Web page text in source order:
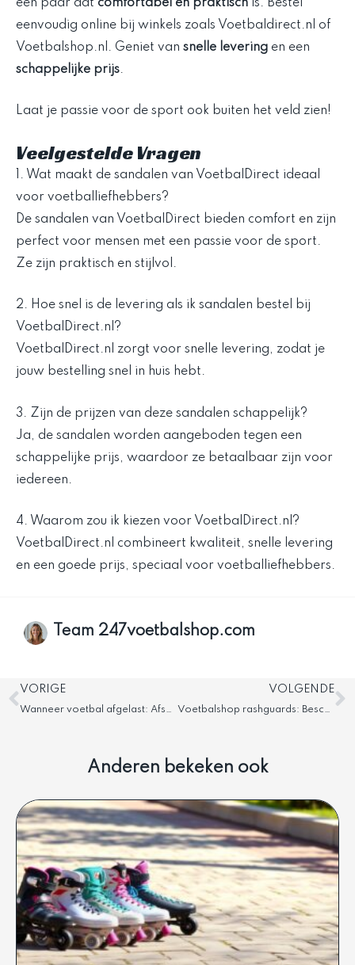
een paar dat comfortabel en praktisch is. Bestel
eenvoudig online bij winkels zoals Voetbaldirect.nl of
Voetbalshop.nl. Geniet van snelle levering en een
schappelijke prijs.
Laat je passie voor de sport ook buiten het veld zien!
Veelgestelde Vragen
1. Wat maakt de sandalen van VoetbalDirect ideaal
voor voetballiefhebbers?
De sandalen van VoetbalDirect bieden comfort en zijn
perfect voor mensen met een passie voor de sport.
Ze zijn praktisch en stijlvol.
2. Hoe snel is de levering als ik sandalen bestel bij
VoetbalDirect.nl?
VoetbalDirect.nl zorgt voor snelle levering, zodat je
jouw bestelling snel in huis hebt.
3. Zijn de prijzen van deze sandalen schappelijk?
Ja, de sandalen worden aangeboden tegen een
schappelijke prijs, waardoor ze betaalbaar zijn voor
iedereen.
4. Waarom zou ik kiezen voor VoetbalDirect.nl?
VoetbalDirect.nl combineert kwaliteit, snelle levering
en een goede prijs, speciaal voor voetballiefhebbers.
Team 247voetbalshop.com
Vorige
VORIGE
Wanneer voetbal afgelast: Afspraakregels amateurvoetbal
VOLGENDE
Voetbalshop rashguards: Beschermende sportkleding
Anderen bekeken ook